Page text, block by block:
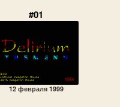
#01
12 февраля 1999